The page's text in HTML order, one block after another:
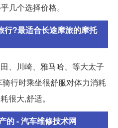
几个选择价格。
行?最适合长途摩旅的摩托
、川崎、雅马哈、等大太子
行时乘坐很舒服对体力消耗
很大,舒适。
的 - 汽车维修技术网